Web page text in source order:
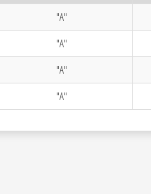
"A"
"A"
"A"
"A"